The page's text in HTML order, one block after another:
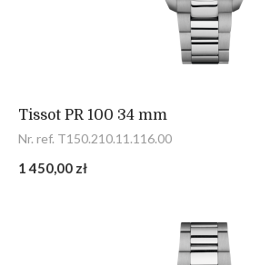
Tissot PR 100 34 mm
Nr. ref. T150.210.11.116.00
1 450,00 zł